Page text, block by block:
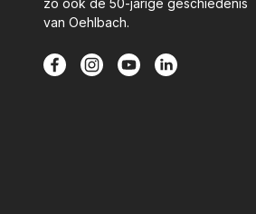
zo ook de 50-jarige geschiedenis
van Oehlbach.